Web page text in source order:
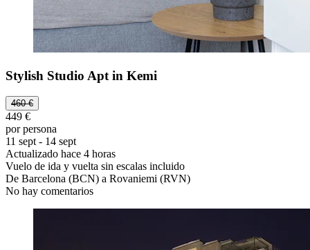
Stylish Studio Apt in Kemi
460 €
449 €
por persona
11 sept - 14 sept
Actualizado hace 4 horas
Vuelo de ida y vuelta sin escalas incluido
De Barcelona (BCN) a Rovaniemi (RVN)
No hay comentarios